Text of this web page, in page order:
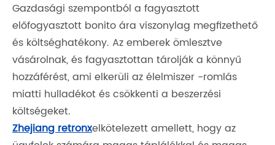
Gazdasági szempontból a fagyasztott
előfogyasztott bonito ára viszonylag megfizethető
és költséghatékony. Az emberek ömlesztve
vásárolnak, és fagyasztottan tárolják a könnyű
hozzáférést, ami elkerüli az élelmiszer -romlás
miatti hulladékot és csökkenti a beszerzési
költségeket.
Zhejiang retronxelkötelezett amellett, hogy az